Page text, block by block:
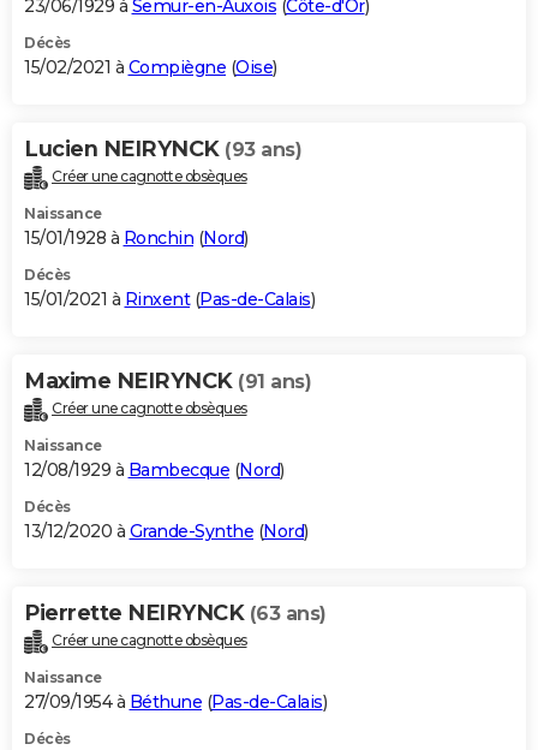
23/06/1929 à Semur-en-Auxois (Côte-d'Or)
Décès
15/02/2021 à Compiègne (Oise)
Lucien NEIRYNCK (93 ans)
Créer une cagnotte obsèques
Naissance
15/01/1928 à Ronchin (Nord)
Décès
15/01/2021 à Rinxent(Pas-de-Calais)
Maxime NEIRYNCK (91 ans)
Créer une cagnotte obsèques
Naissance
12/08/1929 à Bambecque (Nord)
Décès
13/12/2020 à Grande-Synthe (Nord)
Pierrette NEIRYNCK (63 ans)
Créer une cagnotte obsèques
Naissance
27/09/1954 à Béthune (Pas-de-Calais)
Décès